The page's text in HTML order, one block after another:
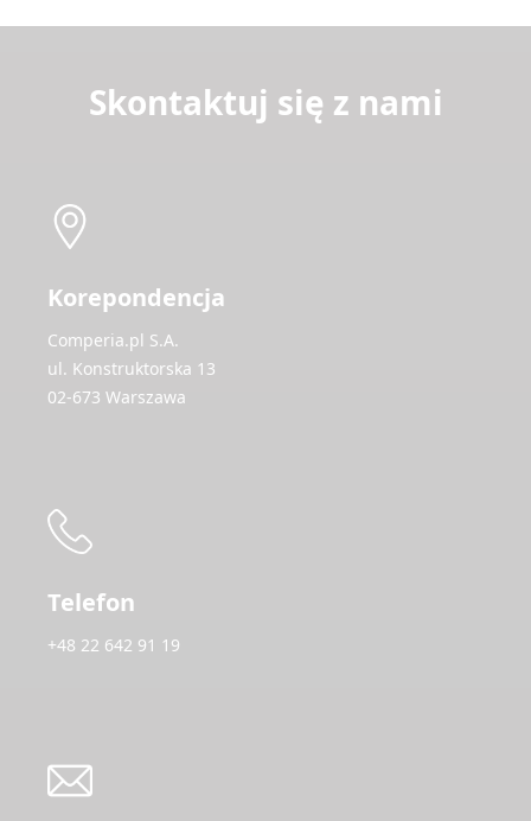
Skontaktuj się z nami
Korepondencja
Comperia.pl S.A.
ul. Konstruktorska 13
02-673 Warszawa
Telefon
+48 22 642 91 19